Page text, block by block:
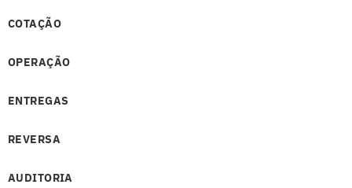
COTAÇÃO
OPERAÇÃO
ENTREGAS
REVERSA
AUDITORIA